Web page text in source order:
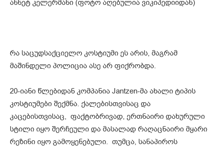
ანნეტ კელერმანი (ფოტო აღებულია ვიკიპედიიდან)
რა საცუდსაქციელო კოსტიუმი ეს არის, მაგრამ
მაშინდელი პოლიცია ასე არ ფიქრობდა.
20-იანი წლებიდან კომპანია Jantzen-მა ახალი ტიპის
კოსტიუმები შექმნა. ქალებისთვისაც და
კაცებისთვისაც, ფაქტობრივად, ერთნაირი დახურული
სტილი იყო შერჩეული და მასალად რაღაცნაირი მყარი
რეზინი იყო გამოყენებული. თუმცა, სანაპიროს